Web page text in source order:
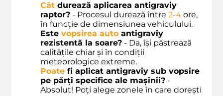
Cât durează aplicarea antigraviy
raptor? - Procesul durează între 2-4 ore,
în funcție de dimensiunea vehiculului.
Este vopsirea auto antigraviy
rezistentă la soare? - Da, își păstrează
calitățile chiar și în condiții
meteorologice extreme.
Poate fi aplicat antigraviy sub vopsire
pe părți specifice ale mașinii? -
Absolut! Poți alege zonele în care dorești